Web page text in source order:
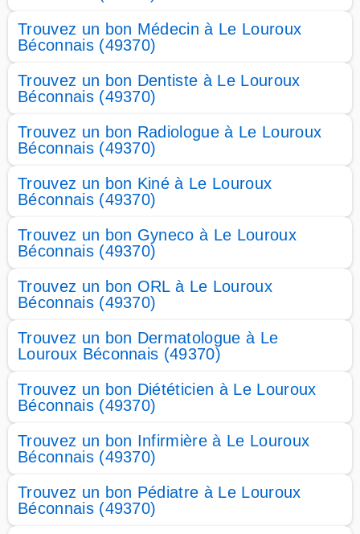
Trouvez un bon Médecin à Le Louroux
Béconnais (49370)
Trouvez un bon Dentiste à Le Louroux
Béconnais (49370)
Trouvez un bon Radiologue à Le Louroux
Béconnais (49370)
Trouvez un bon Kiné à Le Louroux
Béconnais (49370)
Trouvez un bon Gyneco à Le Louroux
Béconnais (49370)
Trouvez un bon ORL à Le Louroux
Béconnais (49370)
Trouvez un bon Dermatologue à Le
Louroux Béconnais (49370)
Trouvez un bon Diététicien à Le Louroux
Béconnais (49370)
Trouvez un bon Infirmière à Le Louroux
Béconnais (49370)
Trouvez un bon Pédiatre à Le Louroux
Béconnais (49370)